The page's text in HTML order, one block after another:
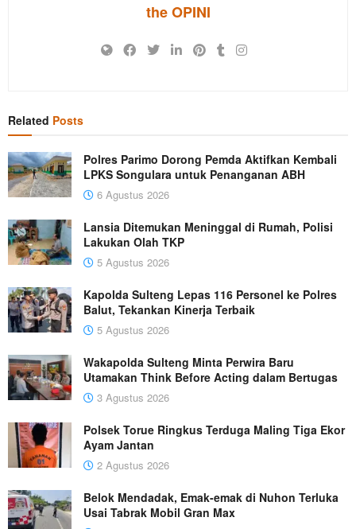
the OPINI
Related Posts
Polres Parimo Dorong Pemda Aktifkan Kembali
LPKS Songulara untuk Penanganan ABH
6 Agustus 2026
Lansia Ditemukan Meninggal di Rumah, Polisi
Lakukan Olah TKP
5 Agustus 2026
Kapolda Sulteng Lepas 116 Personel ke Polres
Balut, Tekankan Kinerja Terbaik
5 Agustus 2026
Wakapolda Sulteng Minta Perwira Baru
Utamakan Think Before Acting dalam Bertugas
3 Agustus 2026
Polsek Torue Ringkus Terduga Maling Tiga Ekor
Ayam Jantan
2 Agustus 2026
Belok Mendadak, Emak-emak di Nuhon Terluka
Usai Tabrak Mobil Gran Max